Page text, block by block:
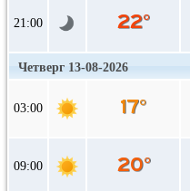
21:00
Четверг 13-08-2026
03:00
09:00